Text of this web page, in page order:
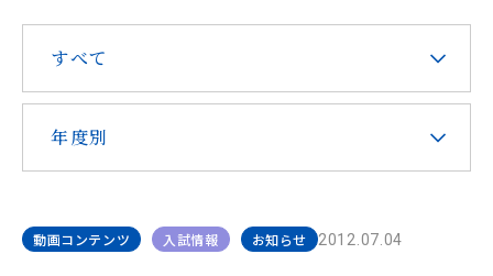
在校生・保護者の皆様へ
お問い合わせ アクセス 資料請求
すべて
年度別
動画コンテンツ 入試情報 お知らせ 2012.07.04